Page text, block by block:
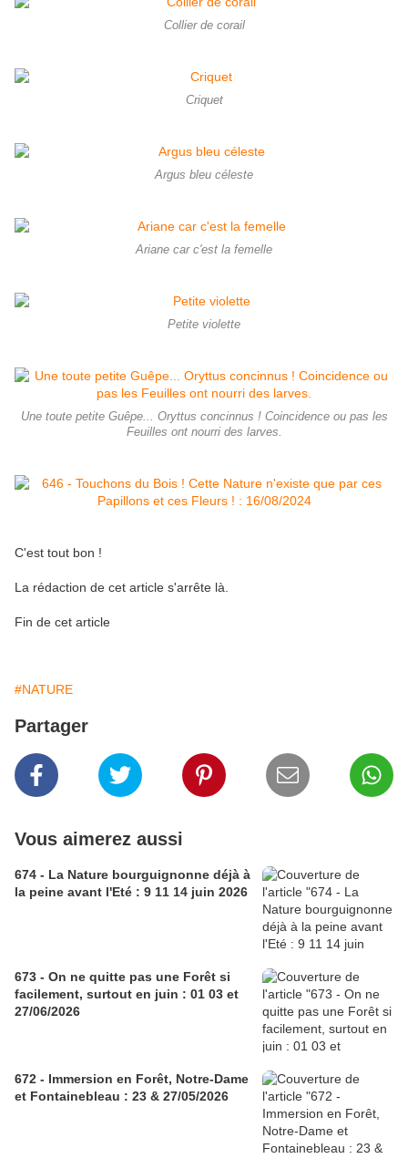
Collier de corail
Criquet
Argus bleu céleste
Ariane car c'est la femelle
Petite violette
Une toute petite Guêpe... Oryttus concinnus ! Coincidence ou pas les
Feuilles ont nourri des larves.
C'est tout bon !
La rédaction de cet article s'arrête là.
Fin de cet article
#NATURE
Partager
Vous aimerez aussi
674 - La Nature bourguignonne déjà à
la peine avant l'Eté : 9 11 14 juin 2026
673 - On ne quitte pas une Forêt si
facilement, surtout en juin : 01 03 et
27/06/2026
672 - Immersion en Forêt, Notre-Dame
et Fontainebleau : 23 & 27/05/2026